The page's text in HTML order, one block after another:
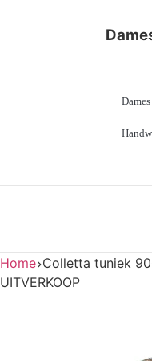
Dames
Home Colletta tuniek
UITVERKOOP